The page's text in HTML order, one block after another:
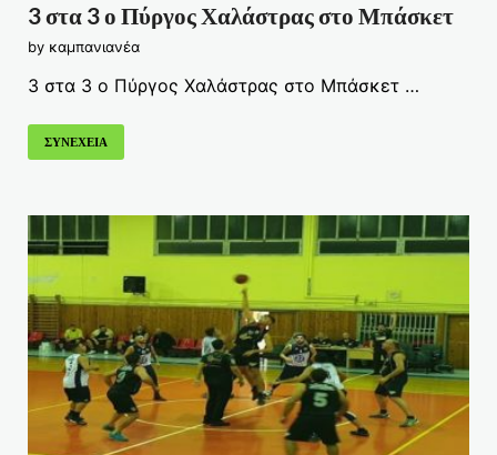
3 στα 3 ο Πύργος Χαλάστρας στο Μπάσκετ
by καμπανιανέα
3 στα 3 ο Πύργος Χαλάστρας στο Μπάσκετ …
ΣΥΝΕΧΕΙΑ